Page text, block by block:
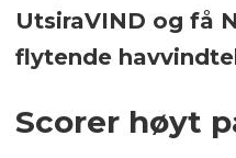
UtsiraVIND og få
flytende
Scorer høyt